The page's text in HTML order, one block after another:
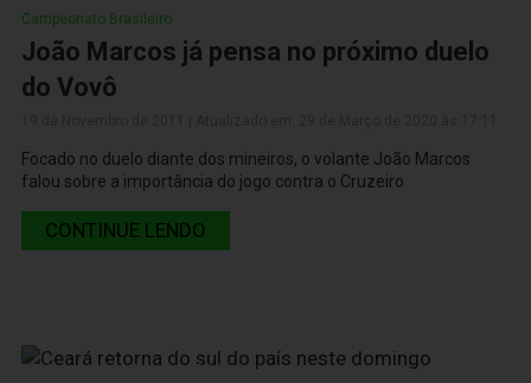
Campeonato Brasileiro
João Marcos já pensa no próximo duelo
do Vovô
Focado no duelo diante dos mineiros, o volante João Marcos
falou sobre a importância do jogo contra o Cruzeiro
CONTINUE LENDO
19 de Novembro de 2011